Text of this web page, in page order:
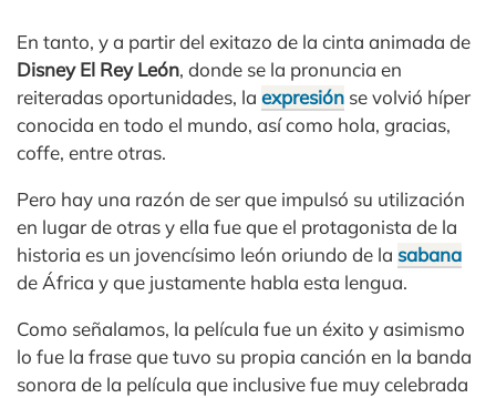
En tanto, y a partir del exitazo de la cinta animada de
Disney El Rey León, donde se la pronuncia en
reiteradas oportunidades, la expresión se volvió híper
conocida en todo el mundo, así como hola, gracias,
coffe, entre otras.
Pero hay una razón de ser que impulsó su utilización
en lugar de otras y ella fue que el protagonista de la
historia es un jovencísimo león oriundo de la sabana
de África y que justamente habla esta lengua.
Como señalamos, la película fue un éxito y asimismo
lo fue la frase que tuvo su propia canción en la banda
sonora de la película que inclusive fue muy celebrada